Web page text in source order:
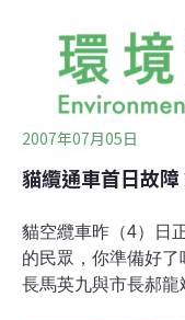
上最有潛力之海洋
2007年07月05日
貓纜通車首日故
貓空纜車昨（4）日
的民眾，你準備好
長馬英九與市長郝